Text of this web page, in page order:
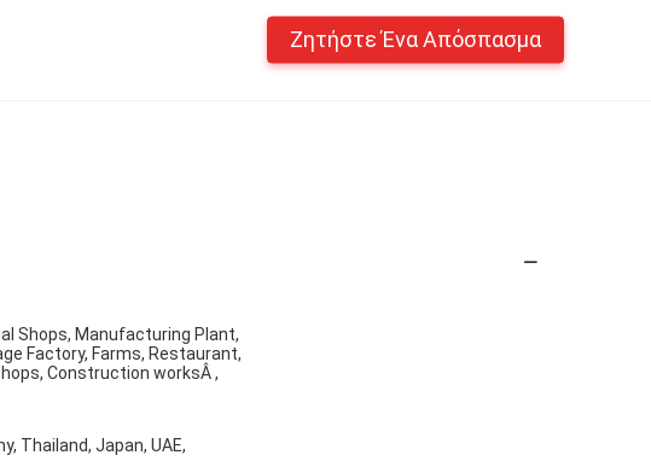
Ζητήστε Ένα Απόσπασμα
Shops, Manufacturing Plant,
Factory, Farms, Restaurant,
Construction worksÂ ,
Thailand, Japan, UAE,